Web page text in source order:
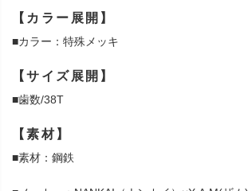
【カラー展開】
■カラー：特殊メッキ
【サイズ展開】
■歯数/38T
【素材】
■素材：鋼鉄